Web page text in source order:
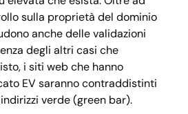
sulla proprietà del dominio
anche delle validazioni
degli altri casi che
i siti web che hanno
EV saranno contraddistinti
verde (green bar).